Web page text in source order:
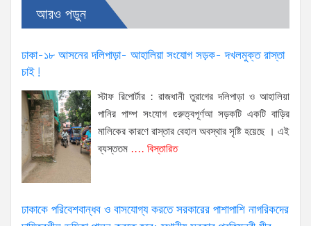
আরও পড়ুন
ঢাকা-১৮ আসনের দলিপাড়া- আহালিয়া সংযোগ সড়ক- দখলমুক্ত রাস্তা
চাই!
স্টাফ রিপোর্টার : রাজধানী তুরাগের দলিপাড়া ও আহালিয়া
পানির পাম্প সংযোগ গুরুত্বপূর্ণআ সড়কটি একটি বাড়ির
মালিকের কারণে রাস্তার বেহাল অবস্থার সৃষ্টি হয়েছে । এই
ব্যস্ততম .... বিস্তারিত
ঢাকাকে পরিবেশবান্ধব ও বাসযোগ্য করতে সরকারের পাশাপাশি নাগরিকদের